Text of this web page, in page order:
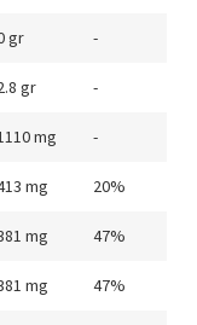
gr -
gr -
mg -
mg 20%
mg 47%
mg 47%